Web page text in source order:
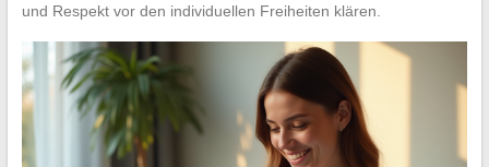
und Respekt vor den individuellen Freiheiten klären.